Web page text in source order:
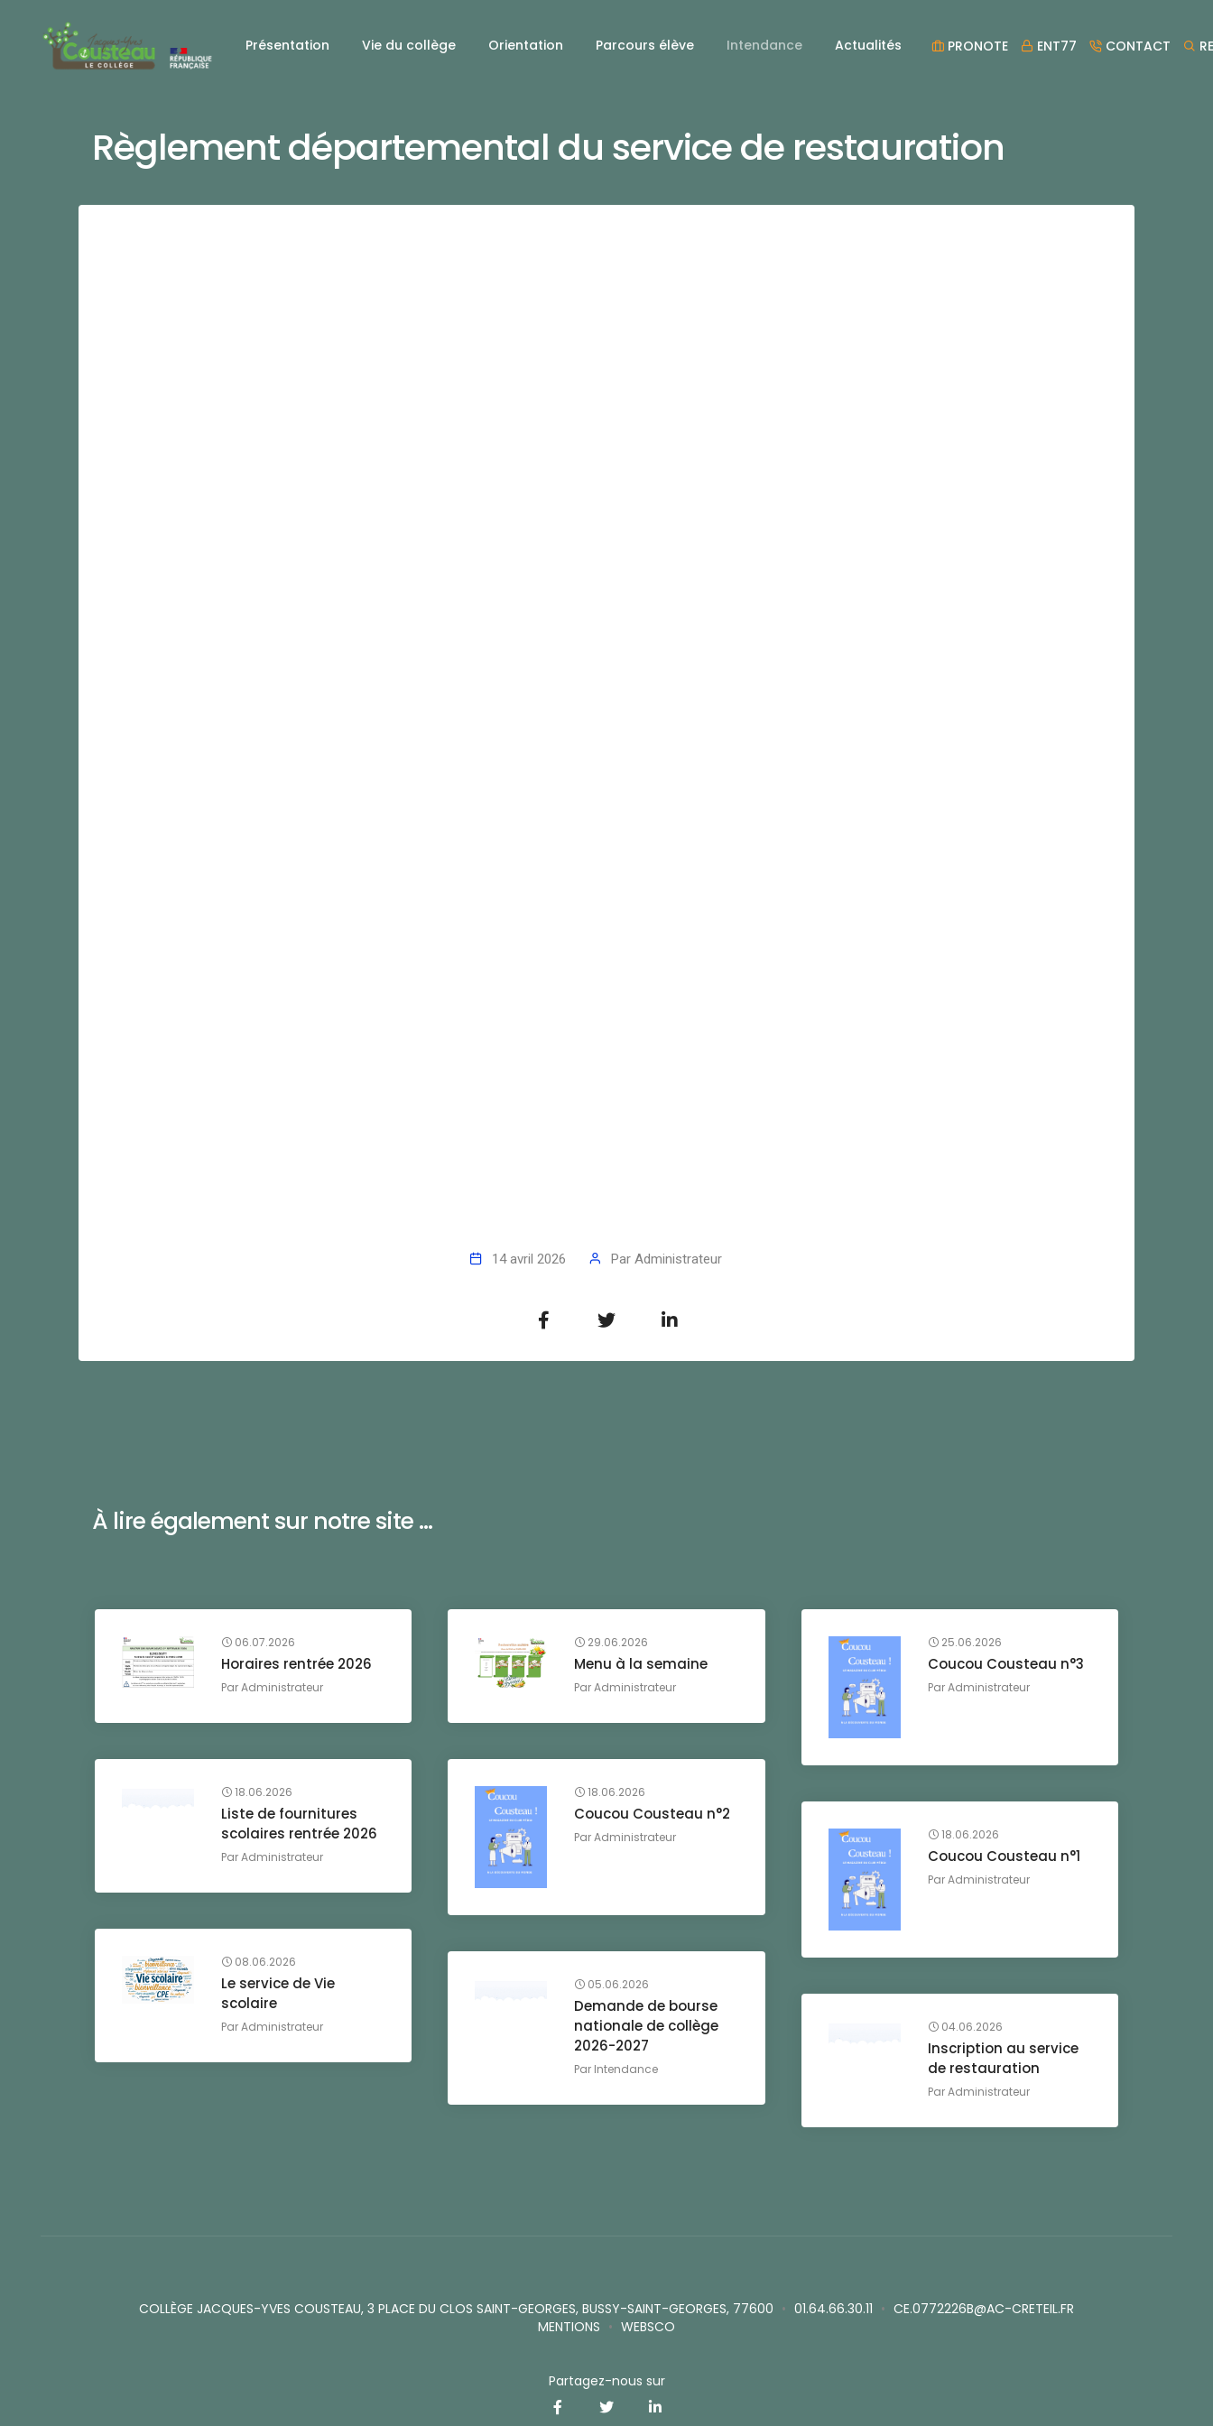
Présentation Vie du collège Orientation Parcours élève Intendance Actualités PRONOTE ENT77 CONTACT
Règlement départemental du service de restauration
14 avril 2026 Par Administrateur
À lire également sur notre site ...
06.07.2026
Horaires rentrée 2026
ParAdministrateur
29.06.2026
Menu à la semaine
ParAdministrateur
25.06.2026
Coucou Cousteau n°3
ParAdministrateur
18.06.2026
Liste de fournitures
scolaires rentrée 2026
ParAdministrateur
18.06.2026
Coucou Cousteau n°2
ParAdministrateur 18.06.2026
Coucou Cousteau n°1
ParAdministrateur
08.06.2026
Le service de Vie
scolaire
ParAdministrateur
05.06.2026
Demande de bourse
nationale de collège
2026-2027
Par Intendance
04.06.2026
Inscription au service
de restauration
ParAdministrateur
COLLÈGE JACQUES-YVES COUSTEAU, 3 PLACE DU CLOS SAINT-GEORGES, BUSSY-SAINT-GEORGES, 77600 • 01.64.66.30.11 • CE.0772226B@AC-CRETEIL.FR
MENTIONS • WEBSCO
Partagez-nous sur